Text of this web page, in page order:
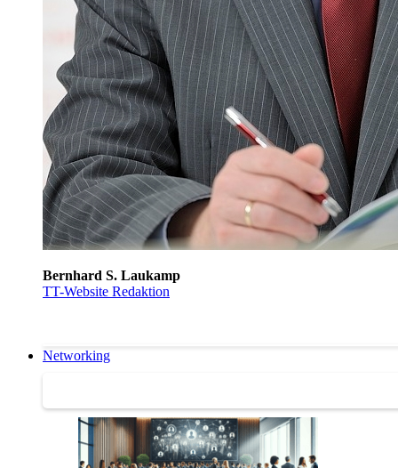
Bernhard S. Laukamp
TT-Website Redaktion
Networking